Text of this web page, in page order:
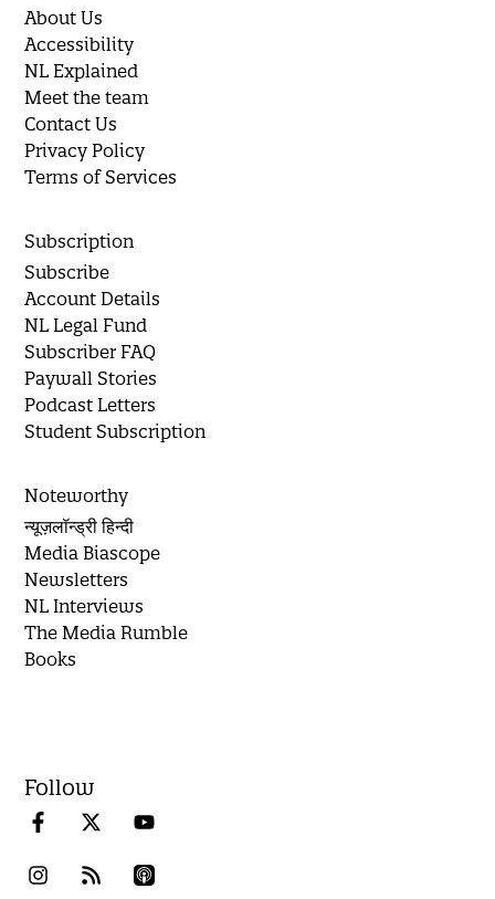
About Us
Accessibility
NL Explained
Meet the team
Contact Us
Privacy Policy
Terms of Services
Subscription
Subscribe
Account Details
NL Legal Fund
Subscriber FAQ
Paywall Stories
Podcast Letters
Student Subscription
Noteworthy
न्यूज़लॉन्ड्री हिन्दी
Media Biascope
Newsletters
NL Interviews
The Media Rumble
Books
Follow